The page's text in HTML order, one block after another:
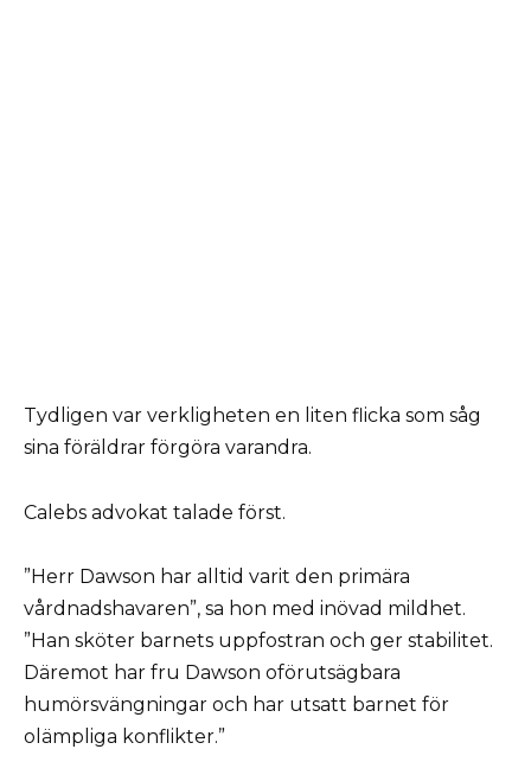
Tydligen var verkligheten en liten flicka som såg
sina föräldrar förgöra varandra.
Calebs advokat talade först.
”Herr Dawson har alltid varit den primära
vårdnadshavaren”, sa hon med inövad mildhet.
”Han sköter barnets uppfostran och ger stabilitet.
Däremot har fru Dawson oförutsägbara
humörsvängningar och har utsatt barnet för
olämpliga konflikter.”